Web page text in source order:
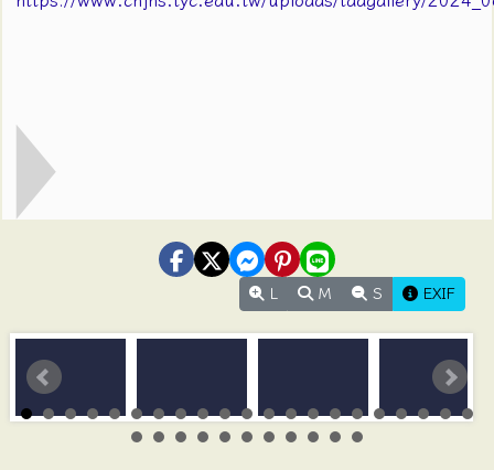
M S EXIF